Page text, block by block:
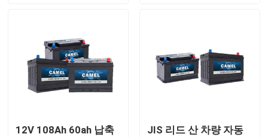
우리에 대하여
12V 108Ah 60ah 납축
JIS 리드 산 차량 자동